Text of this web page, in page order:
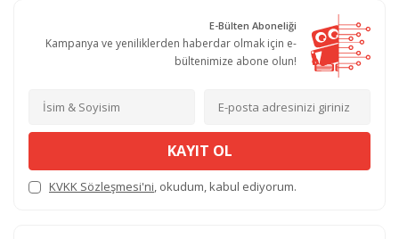
E-Bülten Aboneliği
Kampanya ve yeniliklerden haberdar olmak için e-
bültenimize abone olun!
KAYIT OL
KVKK Sözleşmesi'ni, okudum, kabul ediyorum.